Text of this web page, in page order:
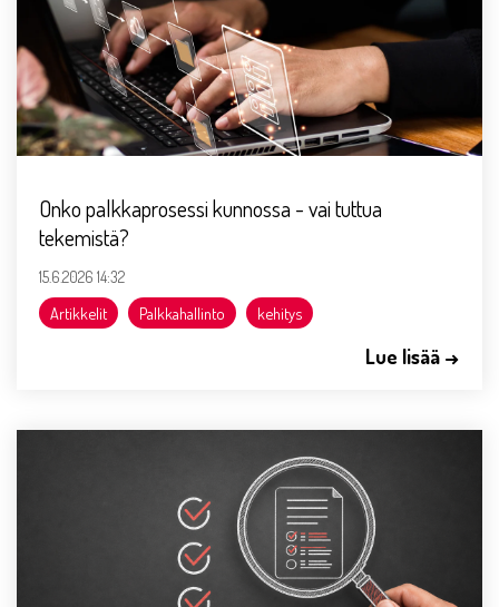
Onko palkkaprosessi kunnossa - vai tuttua
tekemistä?
15.6.2026 14:32
Artikkelit Palkkahallinto kehitys
Lue lisää →